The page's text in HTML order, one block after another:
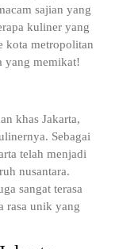
sajian yang
kuliner yang
kota metropolitan
yang memikat!
khas Jakarta,
Sebagai
telah menjadi
nusantara.
sangat terasa
rasa unik yang